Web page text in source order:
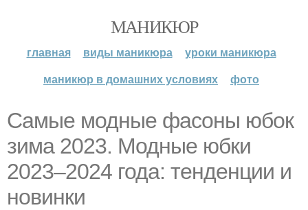
МАНИКЮР
главная виды маникюра
уроки маникюра
маникюр в домашних условиях
фото
Самые модные фасоны юбок
зима 2023. Модные юбки
2023–2024 года: тенденции и
новинки